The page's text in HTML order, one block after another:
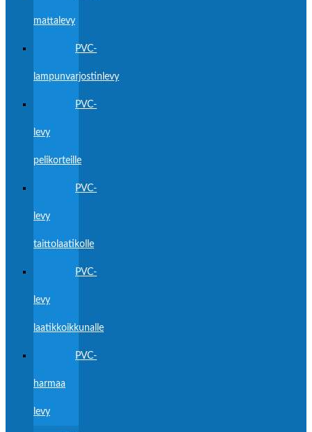
mattalevy
PVC-
lampunvarjostinlevy
PVC-
levy
pelikorteille
PVC-
levy
taittolaatikolle
PVC-
levy
laatikkoikkunalle
PVC-
harmaa
levy